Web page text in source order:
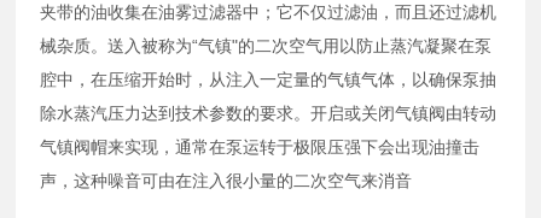
夹带的油收集在油雾过滤器中；它不仅过滤油，而且还过滤机
械杂质。送入被称为“气镇"的二次空气用以防止蒸汽凝聚在泵
腔中，在压缩开始时，从注入一定量的气镇气体，以确保泵抽
除水蒸汽压力达到技术参数的要求。开启或关闭气镇阀由转动
气镇阀帽来实现，通常在泵运转于极限压强下会出现油撞击
声，这种噪音可由在注入很小量的二次空气来消音